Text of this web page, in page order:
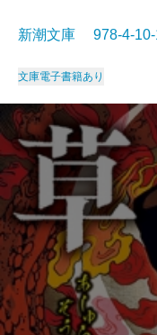
新潮文庫 978-4-
文庫電子書籍あり